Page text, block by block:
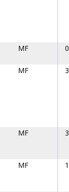
MF
MF
MF
MF